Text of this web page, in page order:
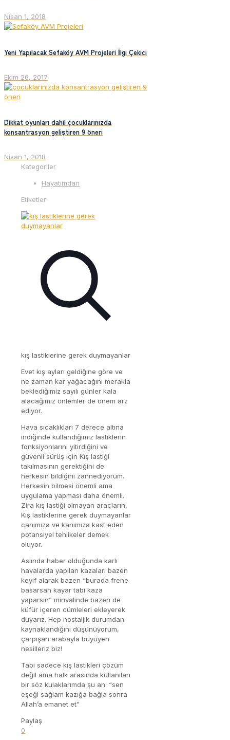
Nisan 1, 2018
Yeni Yapılacak Sefaköy AVM Projeleri İlgi Çekici
Ekim 26, 2017
Dikkat oyunları dahil çocuklarınızda
konsantrasyon geliştiren 9 öneri
Nisan 1, 2018
Kategoriler
Hayatımdan
Etiketler
kış lastiklerine gerek duymayanlar
Evet kış ayları geldiğine göre ve
ne zaman kar yağacağını merakla
beklediğimiz sayılı günler kala
alacağımız önlemler de önem arz
ediyor.
Hava sıcaklıkları 7 derece altına
indiğinde kullandığımız lastiklerin
fonksiyonlarını yitirdiğini ve
güvenli sürüş için Kış lastiği
takılmasının gerektiğini de
herkesin bildiğini zannediyorum.
Herkesin bilmesi önemli ama
uygulama yapması daha önemli.
Zira kış lastiği olmayan araçların,
Kış lastiklerine gerek duymayanlar
canımıza ve kanımıza kast eden
potansiyel tehlikeler demek
oluyor.
Aslında haber olduğunda karlı
havalarda yapılan kazaları bazen
keyif alarak bazen “burada frene
basarsan kayar tabi kaza
yaparsın” minvalinde bazen de
küfür içeren cümleleri ekleyerek
duyarız. Hep nostaljik durumdan
kaynaklandığını düşünüyorum,
çarpışan arabayla büyüyen
nesilleriz biz!
Tabi sadece kış lastikleri çözüm
değil ama halk arasında kullanılan
bir söz kulaklarımda şu an: “sen
eşeği sağlam kazığa bağla sonra
Allah’a emanet et”
Paylaş
0